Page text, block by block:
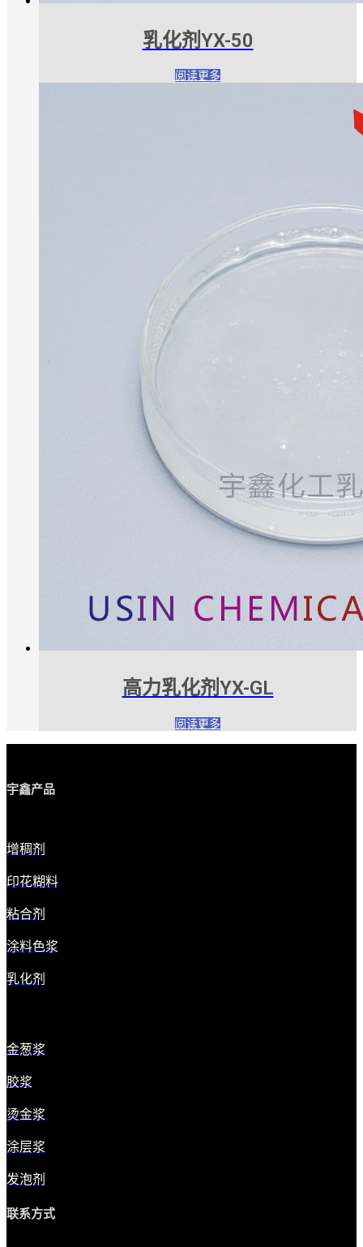
乳化剂YX-50
阅读更多
高力乳化剂YX-GL
阅读更多
宇鑫产品
增稠剂
印花糊料
粘合剂
涂料色浆
乳化剂
金葱浆
胶浆
烫金浆
涂层浆
发泡剂
联系方式